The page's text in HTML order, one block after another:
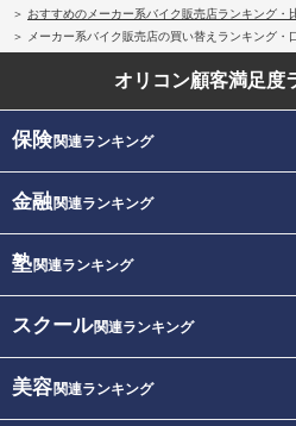
おすすめのメーカー系バイク販売店ランキング・
メーカー系バイク販売店の買い替えランキング・
オリコン顧客満足度
保険関連ランキング
金融関連ランキング
塾関連ランキング
スクール関連ランキング
美容関連ランキング